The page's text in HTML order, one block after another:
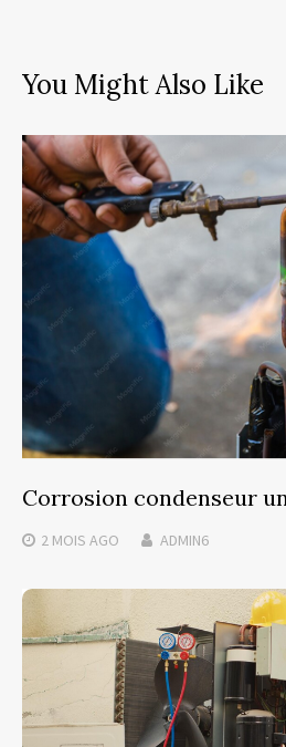
You Might Also Like
Corrosion condenseur
2 MOIS AGO ADMIN6